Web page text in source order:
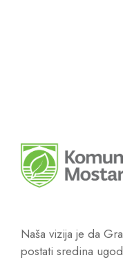
Naša vizija je da
postati sredina